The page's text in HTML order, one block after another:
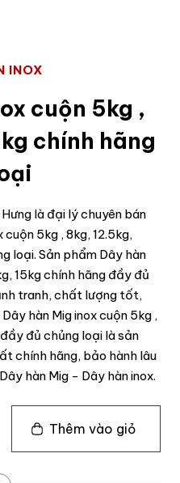
INOX
cuộn 5kg ,
chính hãng
là đại lý chuyên bán
cuộn 5kg , 8kg, 12.5kg,
loại. Sản phẩm Dây hàn
15kg chính hãng đầy đủ
tranh, chất lượng tốt,
hàn Mig inox cuộn 5kg ,
đủ chủng loại là sản
chính hãng, bảo hành lâu
hàn Mig - Dây hàn inox.
Thêm vào giỏ